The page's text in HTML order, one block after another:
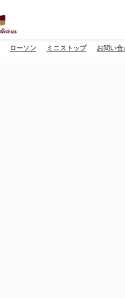
ローソン ミニストップ お問い合